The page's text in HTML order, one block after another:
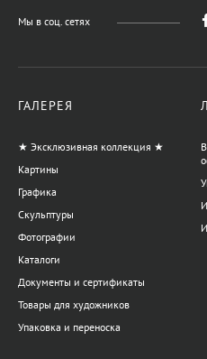
Картина
Кокин Михаил
20 228 UAH
17 980 UAH
Мы в соц. сетях
ГАЛЕРЕЯ
★ Эксклюзивная коллекция ★
Картины
Графика
Скульптуры
Фотографии
Каталоги
Документы и сертификаты
Товары для художников
Упаковка и переноска